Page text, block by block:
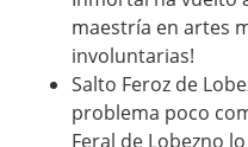
maestría en artes
involuntarias!
Salto Feroz de
problema poco
Feral de Lobezno